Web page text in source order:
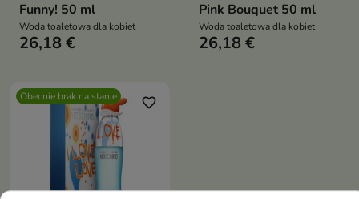
Funny! 50 ml
Woda toaletowa dla kobiet
26,18 €
Pink Bouquet 50 ml
Woda toaletowa dla kobiet
26,18 €
Obecnie brak na stanie favorite_border